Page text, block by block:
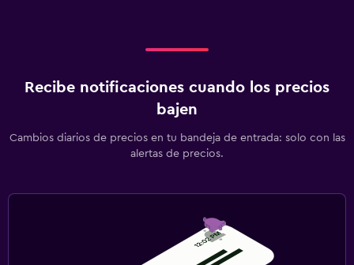
Recibe notificaciones cuando los precios
bajen
Cambios diarios de precios en tu bandeja de entrada: solo con las
alertas de precios.